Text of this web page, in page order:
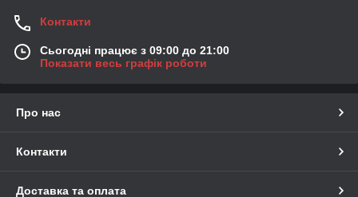
Контакти
Сьогодні працює з 09:00 до 21:00
Показати весь графік роботи
Про нас
Контакти
Доставка та оплата